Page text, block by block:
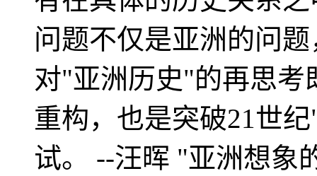
问题不仅是亚洲的问
对"亚洲历史"的再思考
重构，也是突破21世
试。 --汪晖 "亚洲想象